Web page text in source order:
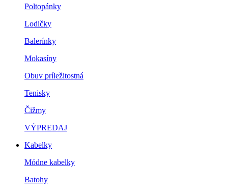
Poltopánky
Lodičky
Balerínky
Mokasíny
Obuv príležitostná
Tenisky
Čižmy
VÝPREDAJ
Kabelky
Módne kabelky
Batohy